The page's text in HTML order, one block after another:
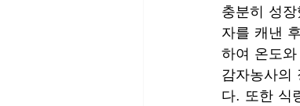
충분히 성
자를 캐낸
하여 온도
감자농사의
다. 또한 식